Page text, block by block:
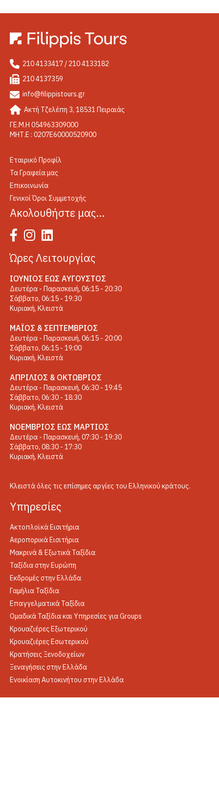
210 4133417 / 210 4133182
210 4137359
info@filippistours.gr
Ακτή Τζελέπη 3, 18531 Πειραιάς
ΓΕ.Μ.Η 054963309000
ΜΗΤ.Ε : 0207Ε60000520900
Εταιρικό Προφίλ
Τα Γραφεία μας
Επικοινωνία
Γενικοί Όροι Συμμετοχής
Ακολουθήστε μας…
Ώρες Λειτουργίας
ΙΟΎΝΙΟΣ ΈΩΣ ΑΎΓΟΥΣΤΟΣ
Δευτέρα - Παρασκευή, 06:15 - 20:30
Σάββατο, 06:15 - 19:30
Κυριακή, Κλειστά
ΜΆΙΟΣ & ΣΕΠΤΈΜΒΡΙΟΣ
Δευτέρα - Παρασκευή, 06:15 - 20:00
Σάββατο, 06:15 - 19:00
Κυριακή, Κλειστά
ΑΠΡΊΛΙΟΣ & ΟΚΤΏΒΡΙΟΣ
Δευτέρα - Παρασκευή, 06:30 - 19:45
Σάββατο, 06:30 - 18:30
Κυριακή, Κλειστά
ΝΟΈΜΒΡΙΟΣ ΈΩΣ ΜΆΡΤΙΟΣ
Δευτέρα - Παρασκευή, 07:30 - 19:30
Σάββατο, 08:30 - 17:30
Κυριακή, Κλειστά
Κλειστά όλες τις επίσημες αργίες του Ελληνικού κράτους.
Yπηρεσίες
Ακτοπλοϊκά Εισιτήρια
Αεροπορικά Εισιτήρια
Μακρινά & Εξωτικά Ταξίδια
Ταξίδια στην Ευρώπη
Εκδρομές στην Ελλάδα
Γαμήλια Ταξίδια
Επαγγελματικά Ταξίδια
Ομαδικά Ταξίδια και Υπηρεσίες για Groups
Κρουαζιέρες Εξωτερικού
Κρουαζιέρες Εσωτερικού
Κρατήσεις Ξενοδοχείων
Ξεναγήσεις στην Ελλάδα
Ενοικίαση Αυτοκινήτου στην Ελλάδα